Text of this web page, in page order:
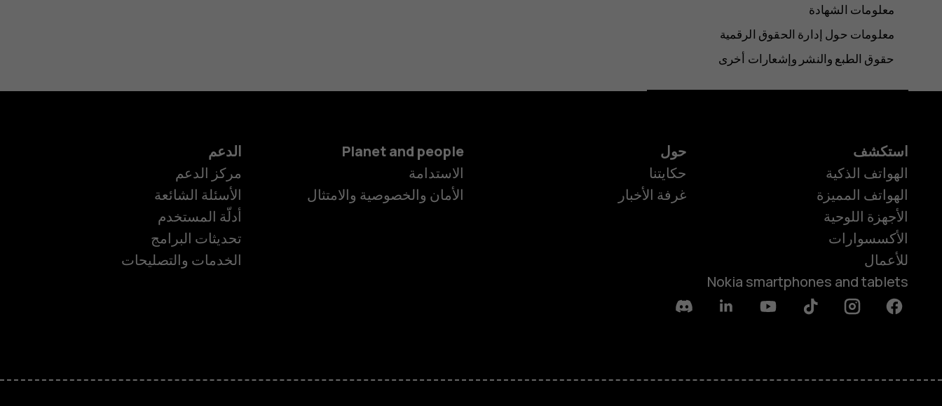
الهواتف الذكية
HMD DUB
معلومات الشهادة
معلومات حول إدارة الحقوق الرقمية
حقوق الطبع والنشر وإشعارات أخرى
استكشف
الهواتف الذكية
الهواتف المميزة
الأجهزة اللوحية
الأكسسوارات
للأعمال
Nokia smartphones and tablets
حول
حكايتنا
غرفة الأخبار
Planet and people
الاستدامة
الأمان والخصوصية والامتثال
الدعم
مركز الدعم
الأسئلة الشائعة
أدلّة المستخدم
تحديثات البرامج
الخدمات والتصليحات
Facebook
Instagram
Tiktok
Youtube
Linkedin
Discord